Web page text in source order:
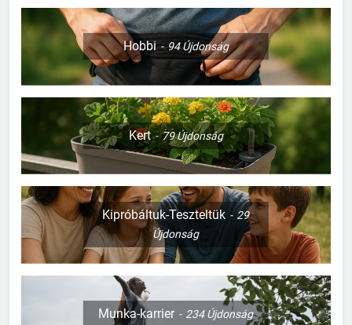
Hobbi 94Újdonság
Kert 79Újdonság
Kipróbáltuk-Teszteltük
29
Újdonság
Munka-karrier 234Újdonság